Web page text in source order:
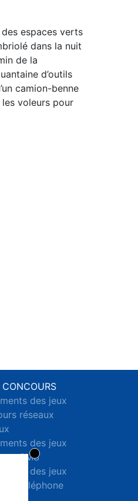
espaces verts
dans la nuit
de la
d’outils
camion-benne
voleurs pour
des jeux
réseaux
des jeux
SMS
des jeux
téléphone